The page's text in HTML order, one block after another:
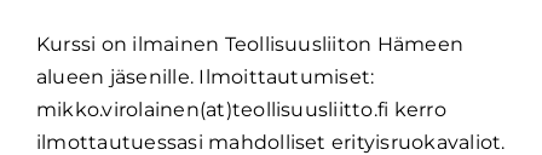
Kurssi on ilmainen Teollisuusliiton Hämeen
alueen jäsenille. Ilmoittautumiset:
mikko.virolainen(at)teollisuusliitto.fi kerro
ilmottautuessasi mahdolliset erityisruokavaliot.